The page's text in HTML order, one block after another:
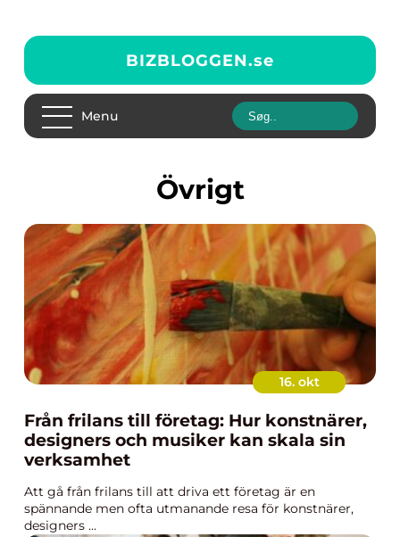
BIZBLOGGEN.se
Menu
Övrigt
16. okt
Från frilans till företag: Hur konstnärer,
designers och musiker kan skala sin
verksamhet
Att gå från frilans till att driva ett företag är en
spännande men ofta utmanande resa för konstnärer,
designers ...